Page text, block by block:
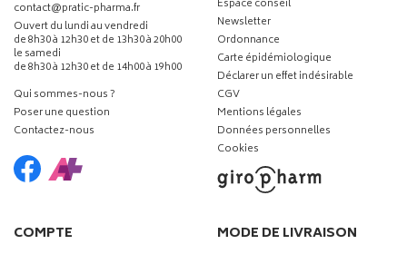
contact-
@-
pratic-pharma.fr
Ouvert du lundi au vendredi
de 8h30 à 12h30 et de 13h30 à 20h00
le samedi
de 8h30 à 12h30 et de 14h00 à 19h00
Qui sommes-nous ?
Poser une question
Contactez-nous
Espace conseil
Newsletter
Ordonnance
Carte épidémiologique
Déclarer un effet indésirable
CGV
Mentions légales
Données personnelles
Cookies
COMPTE MODE DE LIVRAISON